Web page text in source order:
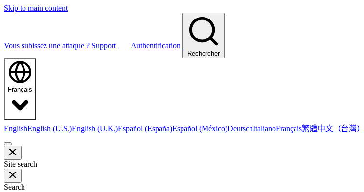
Skip to main content
Vous subissez une attaque ? Support Authentification
Rechercher
Français
EnglishEnglish (U.S.)English (U.K.)Español (España)Español (México)DeutschItalianoFrançais繁體中文（台灣）
Site search
Search